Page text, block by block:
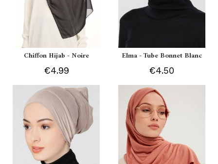
Chiffon Hijab - Noire
€4.99
Elma - Tube Bonnet Blanc
€4.50